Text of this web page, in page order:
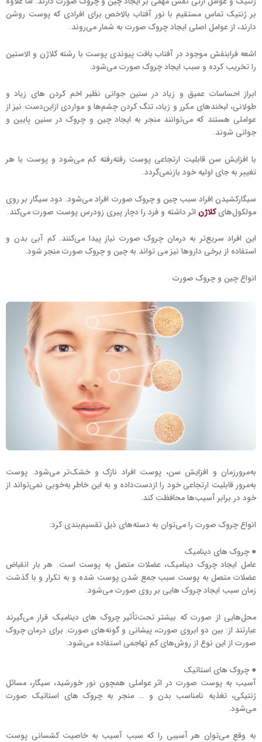
بر ژنتیک تماس مستقیم با نور آفتاب بالاخص برای افرادی که پوست روشن
دارند، از عوامل اصلی ایجاد چروک صورت به شمار می‌روند.
اشعه فرابنفش موجود در آفتاب بافت پیوندی پوست با رشته کلاژن و الاستین
را تخریب کرده و سبب ایجاد چروک صورت می‌شود.
ابراز احساسات عمیق و زیاد در سنین جوانی نظیر اخم کردن های زیاد و
طولانی، لبخندهای مکرر و زیاد، تنگ کردن چشم‌ها و مواردی ازاین‌دست نیز از
عواملی هستند که می‌توانند منجر به ایجاد چین و چروک در سنین پایین و
جوانی شوند.
با افزایش سن قابلیت ارتجاعی پوست رفته‌رفته کم می‌شود و پوست با هر
تغییر به جای اولیه خود بازنمی‌گردد.
سیگارکشیدن افراد سبب چین و چروک صورت افراد می‌شود. دود سیگار بر روی
مولکول‌هایکلاژن اثر داشته و فرد را دچار پیری زودرس پوست صورت می‌کند.
این افراد سریع‌تر به درمان چروک صورت نیاز پیدا می‌کنند. کم آبی بدن و
استفاده از برخی داروها نیز می تواند به چین و چروک صورت منجر شود.
انواع چین و چروک صورت
به‌مرورزمان و افزایش سن، پوست افراد نازک و خشک‌تر می‌شود. پوست
به‌مرور قابلیت ارتجاعی خود را ازدست‌داده و به این خاطر به‌خوبی نمی‌تواند از
خود در برابر آسیب‌ها محافظت کند.
انواع چروک صورت را می‌توان به دسته‌های ذیل تقسیم‌بندی کرد:
● چروک های دینامیک
عامل ایجاد چروک دینامیک، عضلات متصل به پوست است. هر بار انقباض
عضلات متصل به پوست سبب جمع شدن پوست شده و به تکرار و با گذشت
زمان سبب ایجاد چروک هایی بر روی صورت می‌شود.
محل‌هایی از صورت که بیشتر تحت‌تأثیر چروک های دینامیک قرار می‌گیرند
عبارتند از: بین دو ابروی صورت، پیشانی و گونه‌های صورت. برای درمان چروک
صورت از این نوع از روش‌های کم تهاجمی استفاده می‌شود.
● چروک های استاتیک
آسیب به پوست صورت در اثر عواملی همچون نور خورشید، سیگار، مسائل
ژنتیکی، تغذیه نامناسب بدن و … منجر به چروک های استاتیک صورت
می‌شود.
به وقع می‌توان هر آسیبی را که سبب آسیب به خاصیت کشسانی پوست